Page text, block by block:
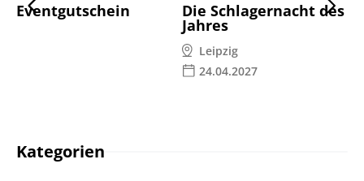
Eventgutschein Die Schlagernacht des
Jahres
Leipzig
24.04.2027
Kategorien